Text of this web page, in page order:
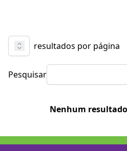
resultados por página
Pesquisar
Nenhum